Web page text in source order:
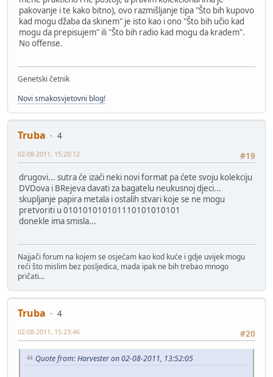
pakovanje i te kako bitno), ovo razmišljanje tipa "Što bih kupovo
kad mogu džaba da skinem" je isto kao i ono "Što bih učio kad
mogu da prepisujem" ili "Što bih radio kad mogu da kradem".
No offense.
Genetski četnik
Novi smakosvjetovni blog!
Truba
4
#19
02-08-2011, 15:20:12
drugovi... sutra će izaći neki novi format pa ćete svoju kolekciju
DVDova i BRejeva davati za bagatelu neukusnoj djeci...
skupljanje papira metala i ostalih stvari koje se ne mogu
pretvoriti u 010101010101110101010101
donekle ima smisla...
Najjači forum na kojem se osjećam kao kod kuće i gdje uvijek mogu
reći što mislim bez posljedica, mada ipak ne bih trebao mnogo
pričati...
Truba
4
#20
02-08-2011, 15:23:46
Quote from: Harvester on 02-08-2011, 13:52:05